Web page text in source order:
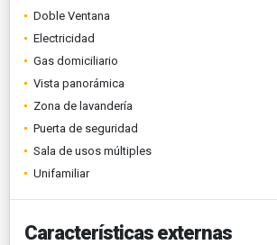
Doble Ventana
Electricidad
Gas domiciliario
Vista panorámica
Zona de lavandería
Puerta de seguridad
Sala de usos múltiples
Unifamiliar
Características externas